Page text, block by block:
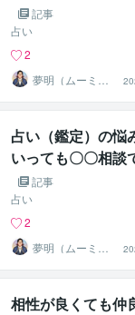
記事
占い
2
夢明（ムーミ
ン）＠人生を笑
顔にする占い師
占い（鑑定）の悩
いっても〇〇相談
記事
占い
2
夢明（ムーミ
ン）＠人生を笑
顔にする占い師
相性が良くても仲